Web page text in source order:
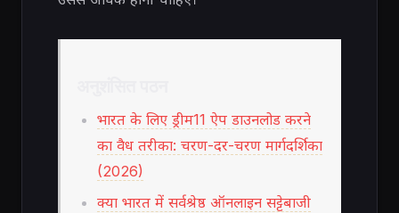
भारत के लिए ड्रीम11 ऐप डाउनलोड करने
का वैध तरीका: चरण-दर-चरण मार्गदर्शिका
(2026)
क्या भारत में सर्वश्रेष्ठ ऑनलाइन सट्टेबाजी